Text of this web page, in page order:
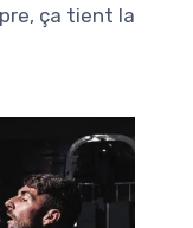
ça tient la